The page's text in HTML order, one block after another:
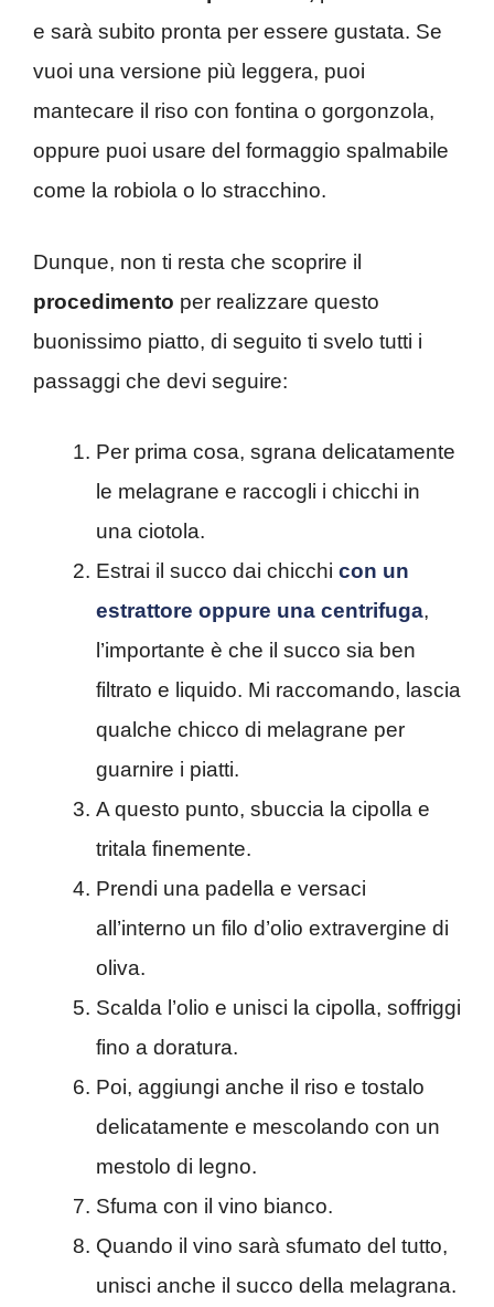
e sarà subito pronta per essere gustata. Se
vuoi una versione più leggera, puoi
mantecare il riso con fontina o gorgonzola,
oppure puoi usare del formaggio spalmabile
come la robiola o lo stracchino.
Dunque, non ti resta che scoprire il
procedimento per realizzare questo
buonissimo piatto, di seguito ti svelo tutti i
passaggi che devi seguire:
Per prima cosa, sgrana delicatamente
le melagrane e raccogli i chicchi in
una ciotola.
Estrai il succo dai chicchi con un
estrattore oppure una centrifuga,
l’importante è che il succo sia ben
filtrato e liquido. Mi raccomando, lascia
qualche chicco di melagrane per
guarnire i piatti.
A questo punto, sbuccia la cipolla e
tritala finemente.
Prendi una padella e versaci
all’interno un filo d’olio extravergine di
oliva.
Scalda l’olio e unisci la cipolla, soffriggi
fino a doratura.
Poi, aggiungi anche il riso e tostalo
delicatamente e mescolando con un
mestolo di legno.
Sfuma con il vino bianco.
Quando il vino sarà sfumato del tutto,
unisci anche il succo della melagrana.